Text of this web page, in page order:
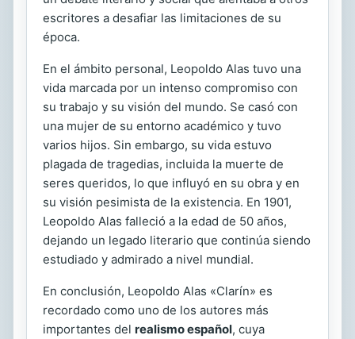
escritores a desafiar las limitaciones de su
época.
En el ámbito personal, Leopoldo Alas tuvo una
vida marcada por un intenso compromiso con
su trabajo y su visión del mundo. Se casó con
una mujer de su entorno académico y tuvo
varios hijos. Sin embargo, su vida estuvo
plagada de tragedias, incluida la muerte de
seres queridos, lo que influyó en su obra y en
su visión pesimista de la existencia. En 1901,
Leopoldo Alas falleció a la edad de 50 años,
dejando un legado literario que continúa siendo
estudiado y admirado a nivel mundial.
En conclusión, Leopoldo Alas «Clarín» es
recordado como uno de los autores más
importantes del realismo español, cuya